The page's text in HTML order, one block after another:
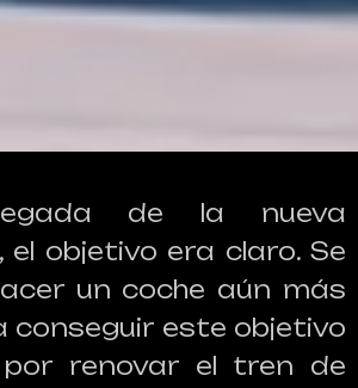
de la nueva
objetivo era claro. Se
un coche aún más
conseguir este objetivo
renovar el tren de